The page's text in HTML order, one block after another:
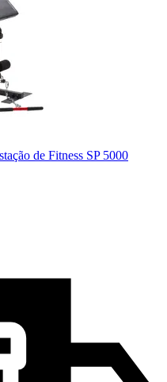
de Fitness SP 5000